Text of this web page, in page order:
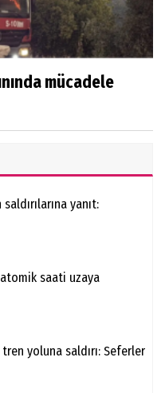
mücadele
yanıt:
saati uzaya
yoluna saldırı: Seferler